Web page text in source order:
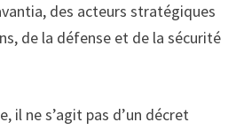
des acteurs stratégiques
de la défense et de la sécurité
il ne s’agit pas d’un décret